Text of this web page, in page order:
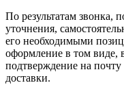
По результатам звонка,
уточнения,
его необходимыми
оформление в том виде,
подтверждение на
доставки.